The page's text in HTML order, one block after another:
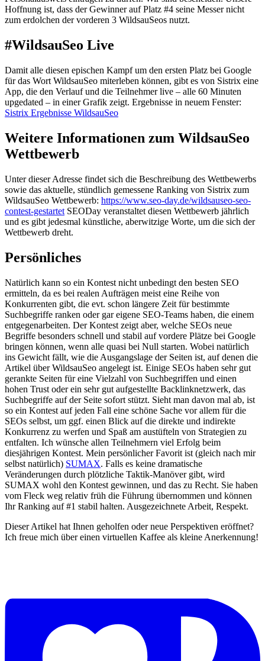
Hoffnung ist, dass der Gewinner auf Platz #4 seine Messer nicht
zum erdolchen der vorderen 3 WildsauSeos nutzt.
#WildsauSeo Live
Damit alle diesen epischen Kampf um den ersten Platz bei Google
für das Wort WildsauSeo miterleben können, gibt es von Sistrix eine
App, die den Verlauf und die Teilnehmer live – alle 60 Minuten
upgedated – in einer Grafik zeigt. Ergebnisse in neuem Fenster:
Sistrix Ergebnisse WildsauSeo
Weitere Informationen zum WildsauSeo
Wettbewerb
Unter dieser Adresse findet sich die Beschreibung des Wettbewerbs
sowie das aktuelle, stündlich gemessene Ranking von Sistrix zum
WildsauSeo Wettbewerb: https://www.seo-day.de/wildsauseo-seo-
contest-gestartet SEODay veranstaltet diesen Wettbewerb jährlich
und es gibt jedesmal künstliche, aberwitzige Worte, um die sich der
Wettbewerb dreht.
Persönliches
Natürlich kann so ein Kontest nicht unbedingt den besten SEO
ermitteln, da es bei realen Aufträgen meist eine Reihe von
Konkurrenten gibt, die evt. schon längere Zeit für bestimmte
Suchbegriffe ranken oder gar eigene SEO-Teams haben, die einem
entgegenarbeiten. Der Kontest zeigt aber, welche SEOs neue
Begriffe besonders schnell und stabil auf vordere Plätze bei Google
bringen können, wenn alle quasi bei Null starten. Wobei natürlich
ins Gewicht fällt, wie die Ausgangslage der Seiten ist, auf denen die
Artikel über WildsauSeo angelegt ist. Einige SEOs haben sehr gut
gerankte Seiten für eine Vielzahl von Suchbegriffen und einen
hohen Trust oder ein sehr gut aufgestellte Backlinknetzwerk, das
Suchbegriffe auf der Seite sofort stützt. Sieht man davon mal ab, ist
so ein Kontest auf jeden Fall eine schöne Sache vor allem für die
SEOs selbst, um ggf. einen Blick auf die direkte und indirekte
Konkurrenz zu werfen und Spaß am austüfteln von Strategien zu
entfalten. Ich wünsche allen Teilnehmern viel Erfolg beim
diesjährigen Kontest. Mein persönlicher Favorit ist (gleich nach mir
selbst natürlich) SUMAX. Falls es keine dramatische
Veränderungen durch plötzliche Taktik-Manöver gibt, wird
SUMAX wohl den Kontest gewinnen, und das zu Recht. Sie haben
vom Fleck weg relativ früh die Führung übernommen und können
Ihr Ranking auf #1 stabil halten. Ausgezeichnete Arbeit, Respekt.
Dieser Artikel hat Ihnen geholfen oder neue Perspektiven eröffnet?
Ich freue mich über einen virtuellen Kaffee als kleine Anerkennung!